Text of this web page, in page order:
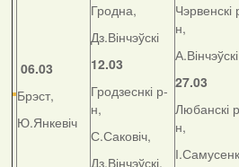
06.03
Брэст,
Ю.Янкевіч
Гродна,
Дз.Вінчэўскі
12.03
Гродзеснкі р-
н,
С.Саковіч,
Дз.Вінчэўскі,
Чэрвенскі
н,
А.Вінчэўскі
27.03
Любанскі
н,